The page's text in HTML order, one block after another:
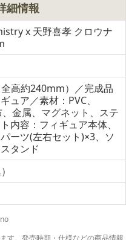
細情報
x 天野喜孝 クロウナ
高約240mm）／完成品
ュア／素材：PVC、
金属、マグネット、ステ
内容：フィギュア本体、
ーツ(左右セット)×3、ソ
タンド
す。発売時期・仕様などの商品情報